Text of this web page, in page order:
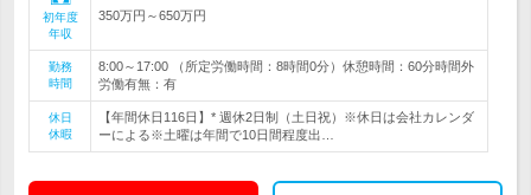
初年度
年収
350万円～650万円
勤務
時間
8:00～17:00 （所定労働時間：8時間0分）休憩時間：60分時間外
労働有無：有
休日
休暇
【年間休日116日】* 週休2日制（土日祝）※休日は会社カレンダ
ーによる※土曜は年間で10日間程度出…